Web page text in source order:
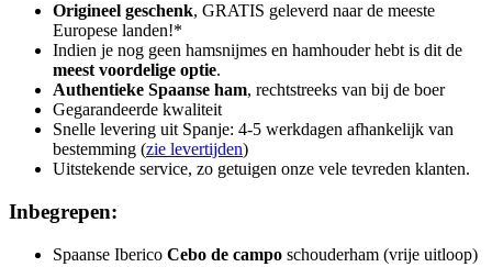
Origineel geschenk, GRATIS geleverd naar de meeste
Europese landen!*
Indien je nog geen hamsnijmes en hamhouder hebt is dit de
meest voordelige optie.
Authentieke Spaanse ham, rechtstreeks van bij de boer
Gegarandeerde kwaliteit
Snelle levering uit Spanje: 4-5 werkdagen afhankelijk van
bestemming (zie levertijden)
Uitstekende service, zo getuigen onze vele tevreden klanten.
Inbegrepen:
Spaanse Iberico Cebo de campo schouderham (vrije uitloop)